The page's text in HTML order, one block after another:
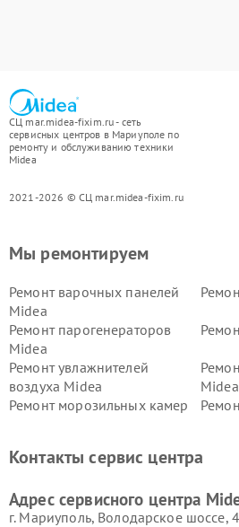
СЦ mar.midea-fixim.ru - сеть
сервисных центров в Мариуполе по
ремонту и обслуживанию техники
Midea
2021-2026 © СЦ mar.midea-fixim.ru
Мы ремонтируем
Ремонт варочных панелей
Midea
Ремонт парогенераторов
Midea
Ремонт увлажнителей
воздуха Midea
Midea
Ремонт морозильных камер
пылесосов Midea
Midea
Контакты сервис центра
Адрес сервисного центра
г. Мариуполь, Володарское шоссе, 4